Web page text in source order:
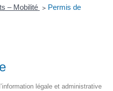
– Mobilité > Permis de
légale et administrative